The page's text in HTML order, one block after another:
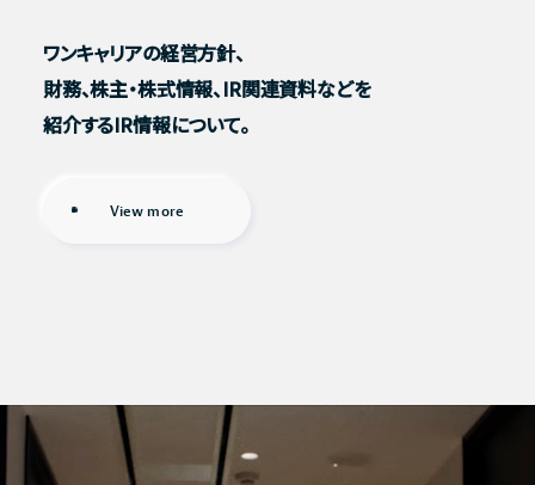
ワンキャリアの経営方針、
財務、株主・株式情報、IR関連資料などを
紹介するIR情報について。
View more